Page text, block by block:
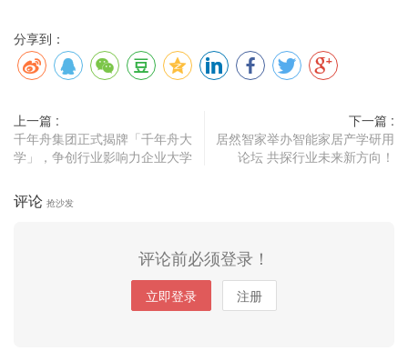
分享到：
上一篇 :
千年舟集团正式揭牌「千年舟大
学」，争创行业影响力企业大学
下一篇 :
居然智家举办智能家居产学研用
论坛 共探行业未来新方向！
评论 抢沙发
评论前必须登录！
立即登录 注册